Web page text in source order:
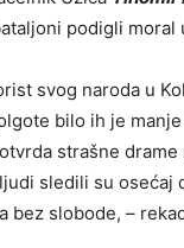
podigli
svog naroda u
bilo ih je
strašne
sledili su
bez slobode, –